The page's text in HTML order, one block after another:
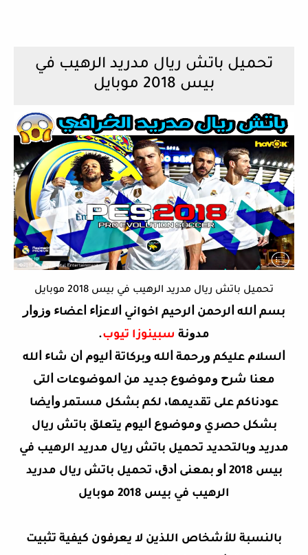
تحميل باتش ريال مدريد الرهيب في
بيس 2018 موبايل
تحميل باتش ريال مدريد الرهيب في بيس 2018 موبايل
ﺑﺴﻢ ﺍﻟﻠﻪ ﺍﻟﺮﺣﻤﻦ ﺍﻟﺮﺣﻴﻢ اخواني ﺍﻻﻋﺰﺍﺀ ﺍﻋﻀﺎﺀ ﻭﺯﻭﺍﺭ
ﻣﺪﻭﻧﺔ سبينوزا تيوب.
ﺍﻟﺴﻼﻡ ﻋﻠﻴﻜﻢ ﻭﺭﺣﻤﺔ ﺍﻟﻠﻪ ﻭﺑﺮﻛﺎﺗﺔ ﺍﻟﻴﻮﻡ ﺍﻥ ﺷﺎﺀ ﺍﻟﻠﻪ
ﻣﻌﻨﺎ ﺷﺮﺡ ﻭﻣﻮﺿﻮﻉ ﺟﺪﻳﺪ ﻣﻦ ﺍﻟﻤﻮﺿﻮﻋﺎﺕ ﺍﻟﺘﻰ
ﻋﻮﺩﻧﺎﻛﻢ ﻋﻠﻰ ﺗﻘﺪﻳﻤﻬﺎ، ﻟﻜﻢ ﺑﺸﻜﻞ ﻣﺴﺘﻤﺮ ﻭﺍﻳﻀﺎ
ﺑﺸﻜﻞ ﺣﺼﺮي ﻭﻣﻮﺿﻮﻉ ﺍﻟﻴﻮﻡ ﻳﺘﻌﻠﻖ باتش ريال
مدريد ﻭﺑﺎﻟﺘﺤﺪﻳﺪ تحميل باتش ريال مدريد الرهيب في
بيس 2018 ﺍﻭ ﺑﻤﻌﻨﻰ ﺍﺩﻕ،
تحميل باتش ريال مدريد
الرهيب في بيس 2018 موبايل
بالنسبة للأشخاص اللذين لا يعرفون كيفية تثبيت